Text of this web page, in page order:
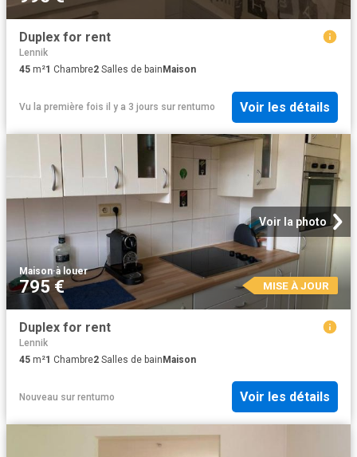
Duplex for rent
Lennik
45 m²1 Chambre2 Salles de bain Maison
Vu la première fois il y a 3 jours sur rentumo Voir les détails
Voir la photo
Maison·à louer
795 € MISE À JOUR
Duplex for rent
Lennik
45 m²1 Chambre2 Salles de bainMaison
Nouveau sur rentumo Voir les détails